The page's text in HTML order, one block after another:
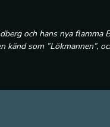
och hans nya flamma
känd som ”Lökmannen”,